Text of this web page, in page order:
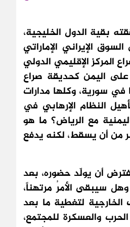
بقية الدول الخليجية،
الإيراني الإماراتي
المركز الإقليمي الدولي
على اليمن كحديقة صراع
سورية، وكلها مدارات
النظام الإرهابي في
مع الرياض؟ ما هو
من أن يسقط، لكنه يدفع
أن يولّد حضوره، بعد
سيبقى الأمرُ مرتهناً،
لتغطية ما بعد
والعسكرة للمجتمع،